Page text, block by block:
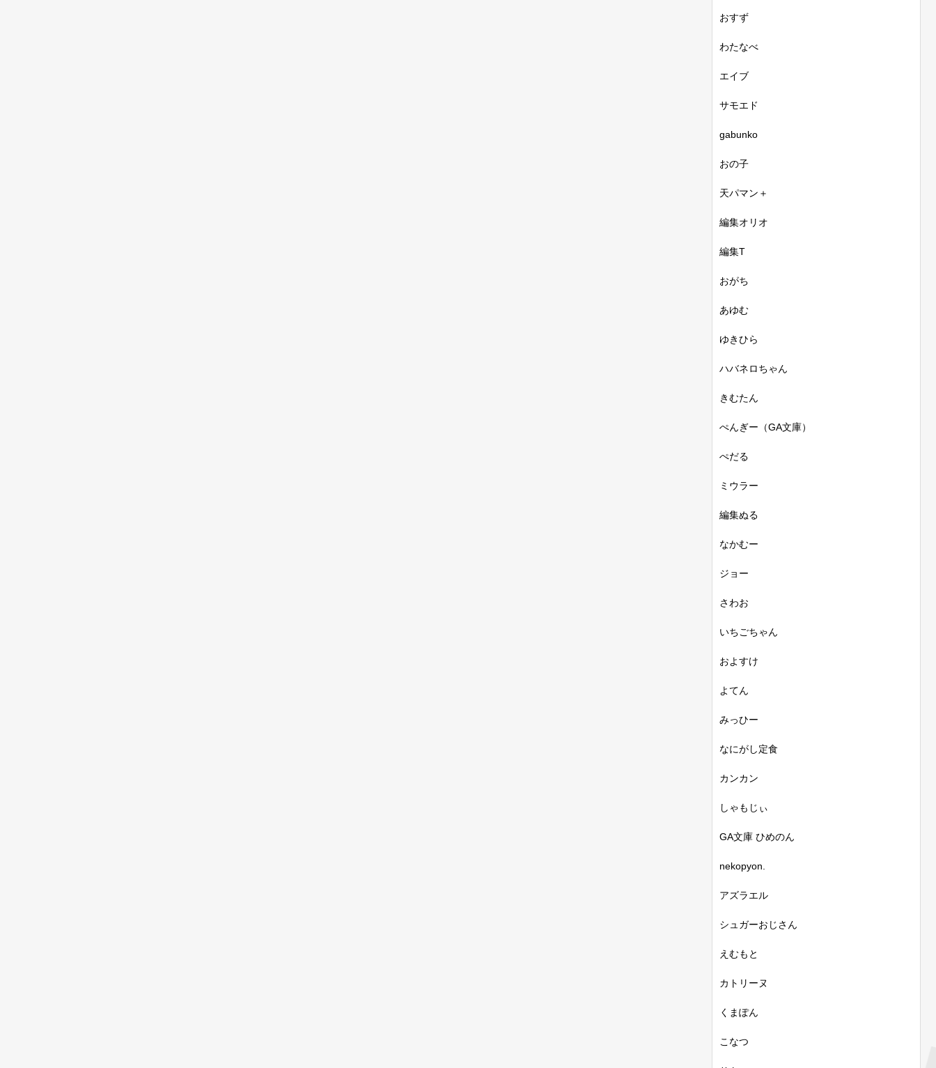
おすず
わたなべ
エイブ
サモエド
gabunko
おの子
天パマン＋
編集オリオ
編集T
おがち
あゆむ
ゆきひら
ハバネロちゃん
きむたん
ぺんぎー（GA文庫）
ぺだる
ミウラー
編集ぬる
なかむー
ジョー
さわお
いちごちゃん
およすけ
よてん
みっひー
なにがし定食
カンカン
しゃもじぃ
GA文庫 ひめのん
nekopyon.
アズラエル
シュガーおじさん
えむもと
カトリーヌ
くまぽん
こなつ